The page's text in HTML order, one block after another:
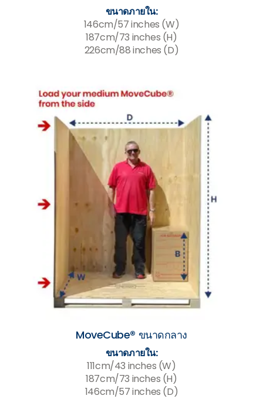
ขนาดภายใน:
146cm/57 inches (W)
187cm/73 inches (H)
226cm/88 inches (D)
MoveCube® ขนาดกลาง
ขนาดภายใน:
111cm/43 inches (W)
187cm/73 inches (H)
146cm/57 inches (D)